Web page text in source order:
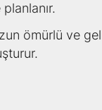
ömürlü ve